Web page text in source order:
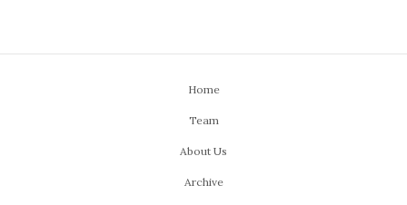
Home
Team
About Us
Archive